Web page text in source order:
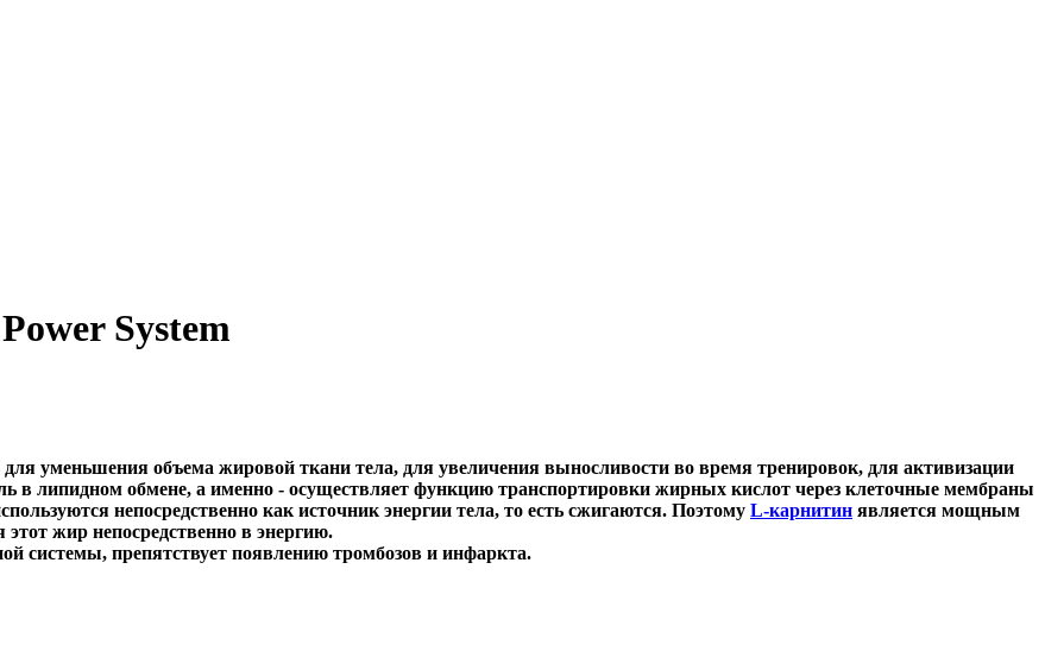
System
уменьшения объема жировой ткани тела, для увеличения выносливости во время тренировок, для активизации
в липидном обмене, а именно - осуществляет функцию транспортировки жирных кислот через клеточные мембраны
непосредственно как источник энергии тела, то есть сжигаются. Поэтому L-карнитин является мощным
жир непосредственно в энергию.
системы, препятствует появлению тромбозов и инфаркта.